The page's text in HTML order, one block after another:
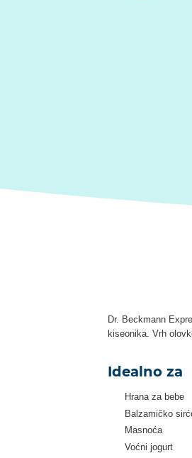
Dr. Beckmann
kiseonika. Vrh
Idealno za
Hrana za bebe
Balzamičko
Masnoća
Voćni jogurt